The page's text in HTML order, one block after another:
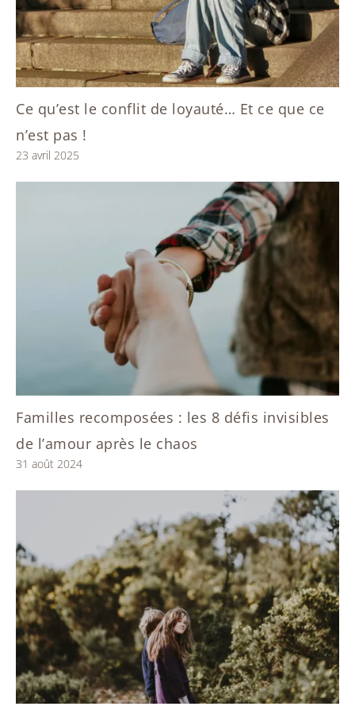
Ce qu’est le conflit de loyauté… Et ce que ce
n’est pas !
23 avril 2025
Familles recomposées : les 8 défis invisibles
de l’amour après le chaos
31 août 2024